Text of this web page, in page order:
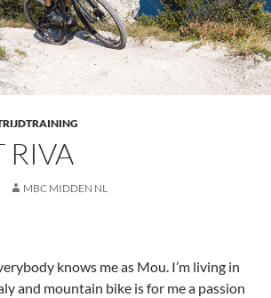
RIVA
MBC MIDDEN NL
knows me as Mou. I’m living in
and mountain bike is for me a passion